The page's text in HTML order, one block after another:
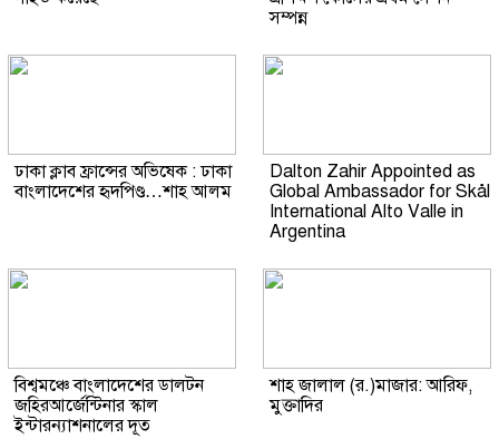
সম্পন্ন
ঢাকা ক্লাব ফ্রান্সের অভিষেক : ঢাকা
বাংলাদেশের হৃদপিণ্ড…শাহ আলম
Dalton Zahir Appointed as
Global Ambassador for Skål
International Alto Valle in
Argentina
বিশ্বমঞ্চে বাংলাদেশের ডালটন
জহিরআর্জেন্টিনার স্কাল
ইন্টারন্যাশনালের দূত
শাহ জালাল (র.)মাজার: আরিফ,
মুক্তাদির